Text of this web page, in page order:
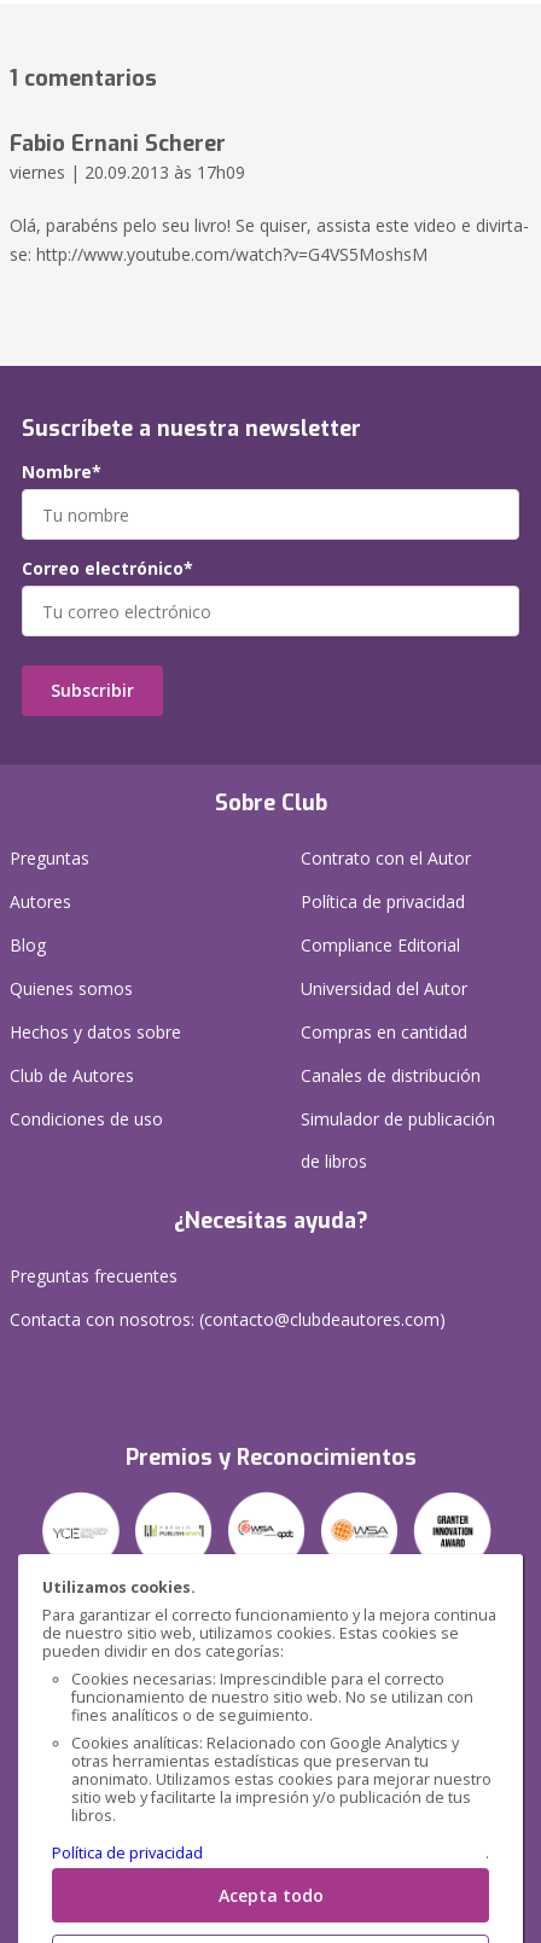
Utilizamos cookies.
Para garantizar el correcto funcionamiento y la mejora continua
de nuestro sitio web, utilizamos cookies. Estas cookies se
pueden dividir en dos categorías:
Cookies necesarias: Imprescindible para el correcto
funcionamiento de nuestro sitio web. No se utilizan con
fines analíticos o de seguimiento.
Cookies analíticas: Relacionado con Google Analytics y
otras herramientas estadísticas que preservan tu
anonimato. Utilizamos estas cookies para mejorar nuestro
sitio web y facilitarte la impresión y/o publicación de tus
libros.
Política de privacidad
.
Acepta todo
1 comentarios
Fabio Ernani Scherer
viernes | 20.09.2013 às 17h09
Olá, parabéns pelo seu livro! Se quiser, assista este video e divirta-
se: http://www.youtube.com/watch?v=G4VS5MoshsM
Sobre Club
Preguntas
Autores
Blog
Quienes somos
Hechos y datos sobre
Club de Autores
Condiciones de uso
Contrato con el Autor
Política de privacidad
Compliance Editorial
Universidad del Autor
Compras en cantidad
Canales de distribución
Simulador de publicación
de libros
¿Necesitas ayuda?
Preguntas frecuentes
Contacta con nosotros: (contacto@clubdeautores.com)
Premios y Reconocimientos
Seguridad
Redes sociales
Suscríbete a nuestra newsletter
Nombre*
Correo electrónico*
Subscribir